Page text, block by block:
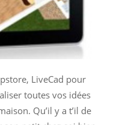
LiveCad pour
toutes vos idées
Qu’il y a t’il de